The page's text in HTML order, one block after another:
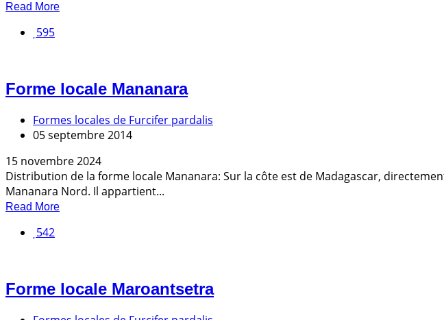
Read More
595
Forme locale Mananara
Formes locales de Furcifer pardalis
05 septembre 2014
15 novembre 2024
Distribution de la forme locale Mananara: Sur la côte est de Madagascar,
Mananara Nord. Il appartient...
Read More
542
Forme locale Maroantsetra